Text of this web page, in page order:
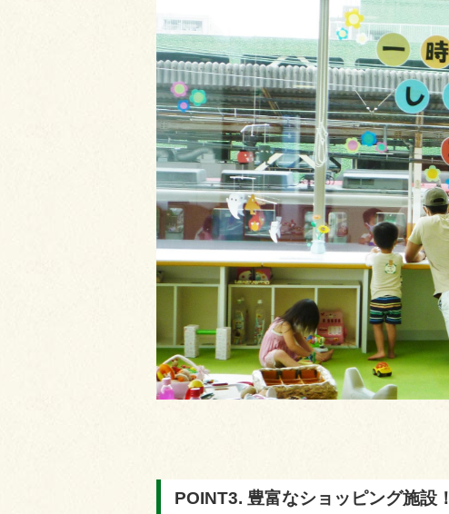
POINT3. 豊富なショッピング施設！